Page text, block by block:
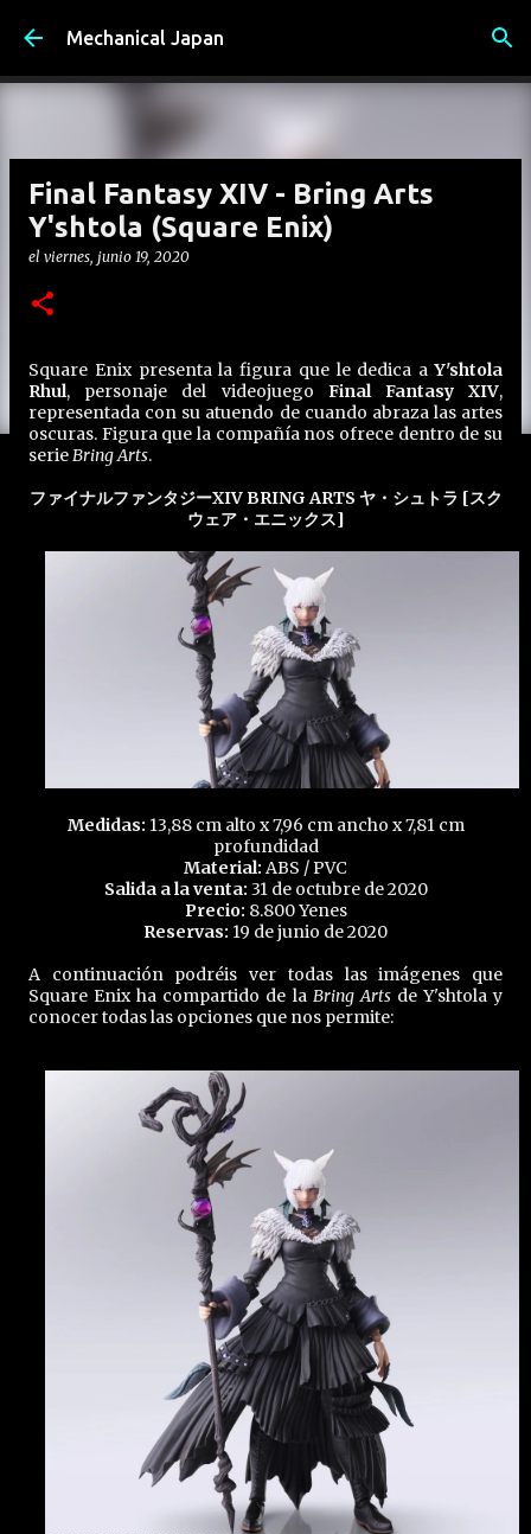
Ir al contenido principal
Mechanical Japan
Final Fantasy XIV - Bring Arts
Y'shtola (Square Enix)
el viernes, junio 19, 2020
Square Enix presenta la figura que le dedica aY'shtola
Rhul, personaje del videojuego Final Fantasy XIV,
representada con su atuendo de cuando abraza las artes
oscuras. Figura que la compañía nos ofrece dentro de su
serieBring Arts.
ファイナルファンタジーXIV BRING ARTS ヤ・シュトラ [スク
ウェア・エニックス]
Medidas: 13,88 cm alto x 7,96 cm ancho x 7,81 cm
profundidad
Material: ABS / PVC
Salida a la venta: 31 de octubre de 2020
Precio: 8.800 Yenes
Reservas: 19 de junio de 2020
A continuación podréis ver todas las imágenes que
Square Enix ha compartido de la Bring Artsde Y'shtola y
conocer todas las opciones que nos permite: